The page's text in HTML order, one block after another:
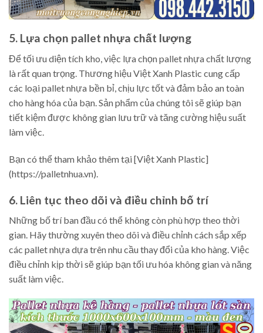
5. Lựa chọn pallet nhựa chất lượng
Để tối ưu diện tích kho, việc lựa chọn pallet nhựa chất lượng
là rất quan trọng. Thương hiệu Việt Xanh Plastic cung cấp
các loại pallet nhựa bền bỉ, chịu lực tốt và đảm bảo an toàn
cho hàng hóa của bạn. Sản phẩm của chúng tôi sẽ giúp bạn
tiết kiệm được không gian lưu trữ và tăng cường hiệu suất
làm việc.
Bạn có thể tham khảo thêm tại [Việt Xanh Plastic]
(https://palletnhua.vn).
6. Liên tục theo dõi và điều chỉnh bố trí
Những bố trí ban đầu có thể không còn phù hợp theo thời
gian. Hãy thường xuyên theo dõi và điều chỉnh cách sắp xếp
các pallet nhựa dựa trên nhu cầu thay đổi của kho hàng. Việc
điều chỉnh kịp thời sẽ giúp bạn tối ưu hóa không gian và năng
suất làm việc.